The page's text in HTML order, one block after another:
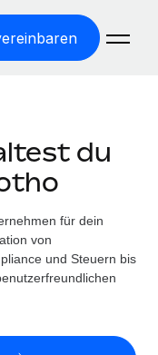
für Niederlassungen
der Einstellung
berechnen
du
für dein
von
und Steuern bis